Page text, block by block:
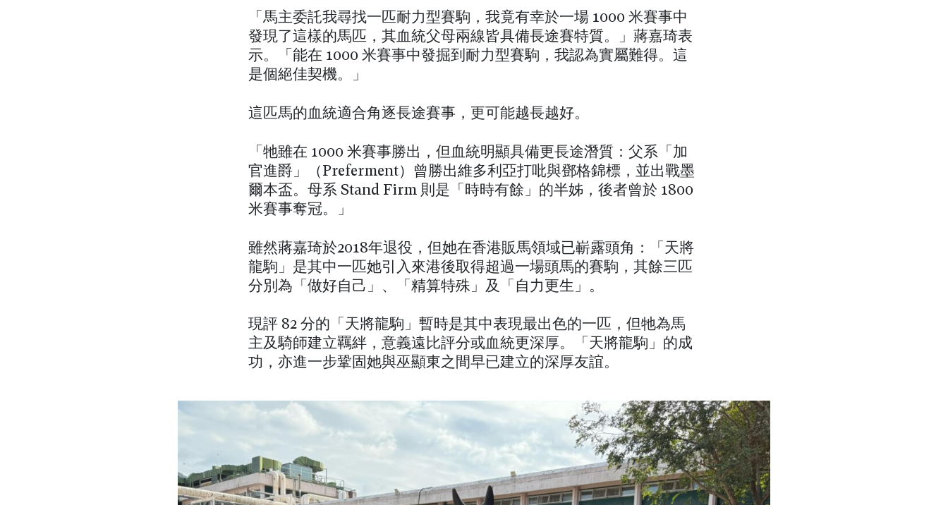
「馬主委託我尋找一匹耐力型賽駒，我竟有幸於一場 1000 米賽事中
發現了這樣的馬匹，其血統父母兩線皆具備長途賽特質。」蔣嘉琦表
示。「能在 1000 米賽事中發掘到耐力型賽駒，我認為實屬難得。這
是個絕佳契機。」
這匹馬的血統適合角逐長途賽事，更可能越長越好。
「牠雖在 1000 米賽事勝出，但血統明顯具備更長途潛質：父系「加
官進爵」（Preferment）曾勝出維多利亞打吡與鄧格錦標，並出戰墨
爾本盃。母系 Stand Firm 則是「時時有餘」的半姊，後者曾於 1800
米賽事奪冠。」
雖然蔣嘉琦於2018年退役，但她在香港販馬領域已嶄露頭角：「天將
龍駒」是其中一匹她引入來港後取得超過一場頭馬的賽駒，其餘三匹
分別為「做好自己」、「精算特殊」及「自力更生」。
現評 82 分的「天將龍駒」暫時是其中表現最出色的一匹，但牠為馬
主及騎師建立羈絆，意義遠比評分或血統更深厚。「天將龍駒」的成
功，亦進一步鞏固她與巫顯東之間早已建立的深厚友誼。